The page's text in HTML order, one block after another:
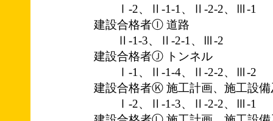
Ⅰ-2、Ⅱ-1-1、Ⅱ-2-2、Ⅲ-1
建設合格者Ⓘ 道路
Ⅱ-1-3、Ⅱ-2-1、Ⅲ-2
建設合格者Ⓙ トンネル
Ⅰ-1、Ⅱ-1-4、Ⅱ-2-2、Ⅲ-2
建設合格者Ⓚ 施工計画、施工設備
Ⅰ-2、Ⅱ-1-3、Ⅱ-2-2、Ⅲ-1